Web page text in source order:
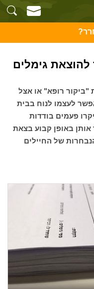
רופא" או אצל
לעצמו לנוח בבית
פעמים בודדות
באופן קבוע בצאת
של החיילים